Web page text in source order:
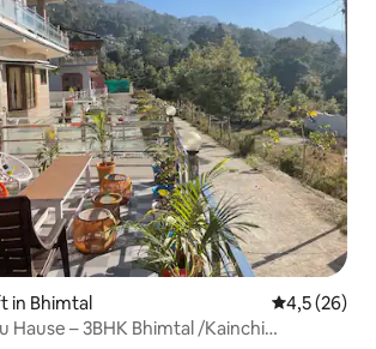
in Bhimtal
4,5 (26)
Hause – 3BHK Bhimtal /Kainchi